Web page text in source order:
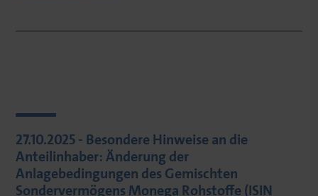
27.10.2025 - Besondere Hinweise an die
Anteilinhaber: Änderung der
Anlagebedingungen des Gemischten
Sondervermögens Monega Rohstoffe (ISIN